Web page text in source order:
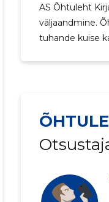
AS Õhtuleht
väljaandmine.
tuhande kuise